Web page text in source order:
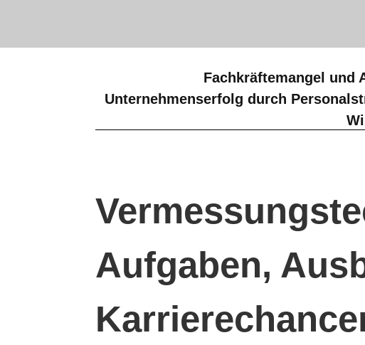
Fachkräftemangel und
Unternehmenserfolg durch
Aufgaben,